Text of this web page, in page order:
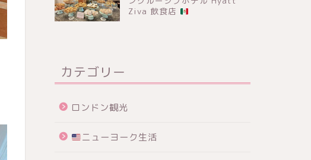
Ziva 飲食店
カテゴリー
ロンドン観光
ニューヨーク生活